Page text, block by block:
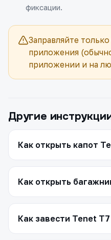
фиксации.
Заправляйте
приложения
приложении и на
Другие
Как открыть капот
Как открыть
Как завести Tenet T7